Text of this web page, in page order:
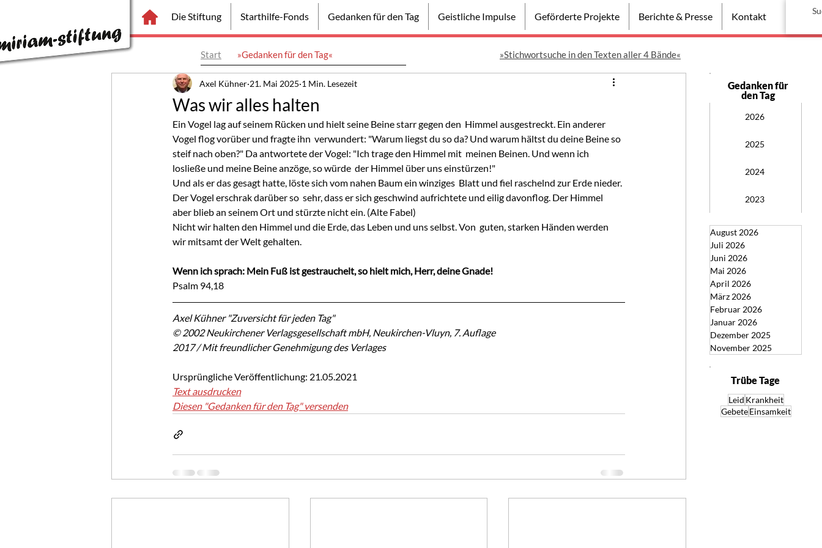
Die Stiftung Starthilfe-Fonds Gedanken für den Tag Geistliche Impulse Geförderte Projekte Berichte & Presse Kontakt
Start »Gedanken für den Tag«
Was wir alles halten
Axel Kühner 21. Mai 2025 1 Min. Lesezeit
Ein Vogel lag auf seinem Rücken und hielt seine Beine starr gegen den  Himmel ausgestreckt. Ein anderer
Vogel flog vorüber und fragte ihn  verwundert: "Warum liegst du so da? Und warum hältst du deine Beine so
steif nach oben?" Da antwortete der Vogel: "Ich trage den Himmel mit  meinen Beinen. Und wenn ich
losließe und meine Beine anzöge, so würde  der Himmel über uns einstürzen!"
Und als er das gesagt hatte, löste sich vom nahen Baum ein winziges  Blatt und fiel raschelnd zur Erde nieder.
Der Vogel erschrak darüber so  sehr, dass er sich geschwind aufrichtete und eilig davonflog. Der Himmel
aber blieb an seinem Ort und stürzte nicht ein. (Alte Fabel)
Nicht wir halten den Himmel und die Erde, das Leben und uns selbst. Von  guten, starken Händen werden
wir mitsamt der Welt gehalten.
Wenn ich sprach: Mein Fuß ist gestrauchelt, so hielt mich, Herr, deine Gnade!
Psalm 94,18
Axel Kühner "Zuversicht für jeden Tag"
© 2002 Neukirchener Verlagsgesellschaft mbH, Neukirchen-Vluyn, 7. Auflage
2017 / Mit freundlicher Genehmigung des Verlages
Ursprüngliche Veröffentlichung: 21.05.2021
Text ausdrucken
Diesen "Gedanken für den Tag" versenden
Gedanken für
den Tag
2026
2025
2024
2023
August 2026
Juli 2026
Juni 2026
Mai 2026
April 2026
März 2026
Februar 2026
Januar 2026
Dezember 2025
November 2025
»Stichwortsuche in den Texten aller 4 Bände«
Trübe Tage
Leid Krankheit
Gebete Einsamkeit